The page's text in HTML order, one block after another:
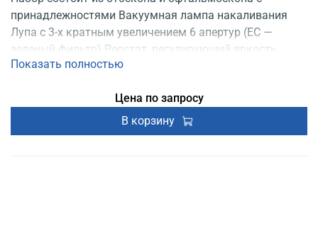
принадлежностями Вакуумная лампа накаливания
Лупа с 3-х кратным увеличением 6 апертур (EC —
зеленый фильтр) Реостат, регулирующий яркость
света Коррекция аметропии: ±20 диоптрий
Показать полностью
Цена по запросу
В корзину